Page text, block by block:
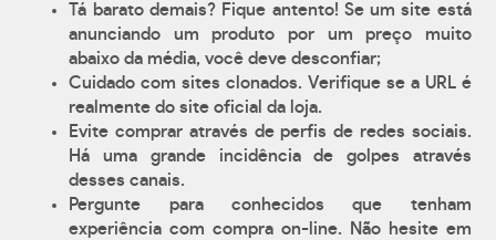
Tá barato demais? Fique antento! Se um site está
anunciando um produto por um preço muito
abaixo da média, você deve desconfiar;
Cuidado com sites clonados. Verifique se a URL é
realmente do site oficial da loja.
Evite comprar através de perfis de redes sociais.
Há uma grande incidência de golpes através
desses canais.
Pergunte para conhecidos que tenham
experiência com compra on-line. Não hesite em